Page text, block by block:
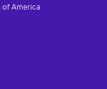
of America